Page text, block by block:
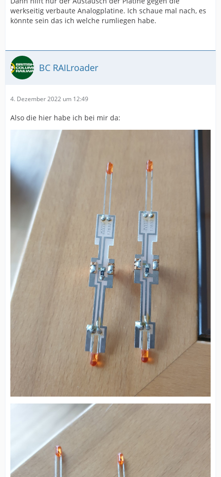
werkseitig verbaute Analogplatine. Ich schaue mal nach, es
könnte sein das ich welche rumliegen habe.
BC RAILroader
4. Dezember 2022 um 12:49
Also die hier habe ich bei mir da: